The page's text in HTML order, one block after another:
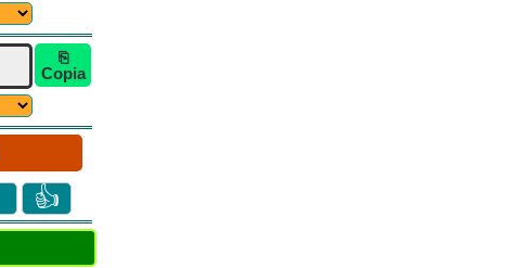
⎘
Copia
👍